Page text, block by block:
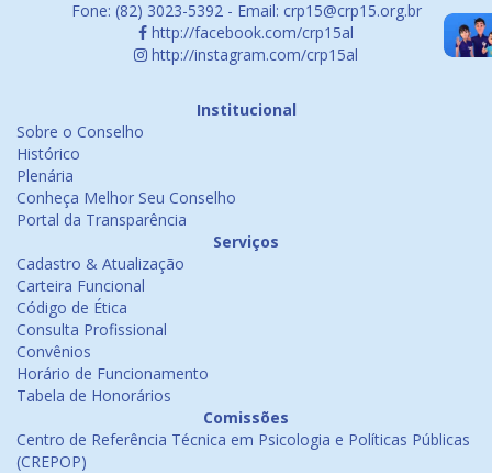
Fone: (82) 3023-5392 - Email: crp15@crp15.org.br
http://facebook.com/crp15al
http://instagram.com/crp15al
Institucional
Sobre o Conselho
Histórico
Plenária
Conheça Melhor Seu Conselho
Portal da Transparência
Serviços
Cadastro & Atualização
Carteira Funcional
Código de Ética
Consulta Profissional
Convênios
Horário de Funcionamento
Tabela de Honorários
Comissões
Centro de Referência Técnica em Psicologia e Políticas Públicas
(CREPOP)